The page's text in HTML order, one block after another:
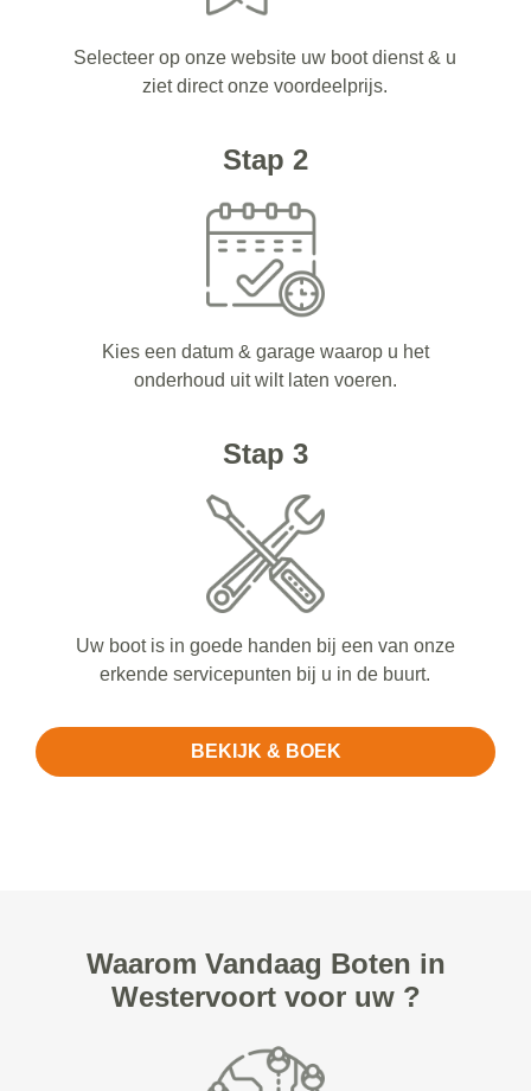
Selecteer op onze website uw boot dienst & u
ziet direct onze voordeelprijs.
Stap 2
Kies een datum & garage waarop u het
onderhoud uit wilt laten voeren.
Stap 3
Uw boot is in goede handen bij een van onze
erkende servicepunten bij u in de buurt.
BEKIJK & BOEK
Waarom Vandaag Boten in
Westervoort voor uw ?